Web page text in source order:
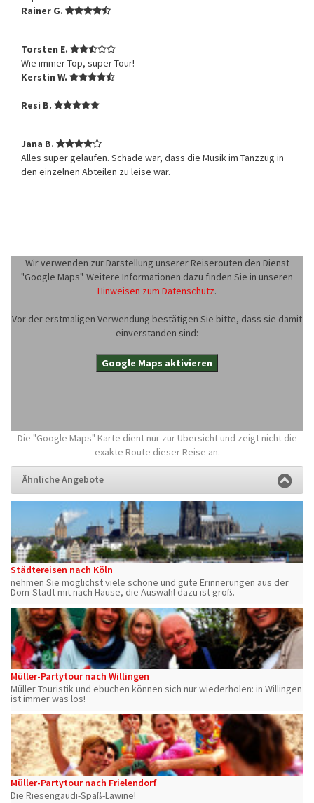
Rainer G.
Torsten E.
Wie immer Top, super Tour!
Kerstin W.
Resi B.
Jana B.
Alles super gelaufen. Schade war, dass die Musik im Tanzzug in
den einzelnen Abteilen zu leise war.
Wir verwenden zur Darstellung unserer Reiserouten den Dienst
"Google Maps". Weitere Informationen dazu finden Sie in unseren
Hinweisen zum Datenschutz.
Vor der erstmaligen Verwendung bestätigen Sie bitte, dass sie damit
einverstanden sind:
Google Maps aktivieren
Die "Google Maps" Karte dient nur zur Übersicht und zeigt nicht die
exakte Route dieser Reise an.
Ähnliche Angebote
Städtereisen nach Köln
nehmen Sie möglichst viele schöne und gute Erinnerungen aus der
Dom-Stadt mit nach Hause, die Auswahl dazu ist groß.
Müller-Partytour nach Willingen
Müller Touristik und ebuchen können sich nur wiederholen: in Willingen
ist immer was los!
Müller-Partytour nach Frielendorf
Die Riesengaudi-Spaß-Lawine!